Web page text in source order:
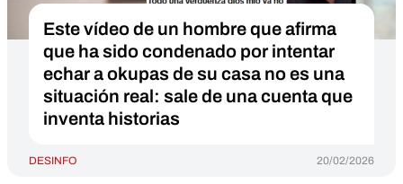
Este vídeo de un hombre que afirma
que ha sido condenado por intentar
echar a okupas de su casa no es una
situación real: sale de una cuenta que
inventa historias
DESINFO 20/02/2026